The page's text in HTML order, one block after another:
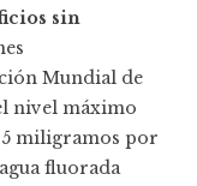
sin
Mundial de
nivel máximo
miligramos por
fluorada